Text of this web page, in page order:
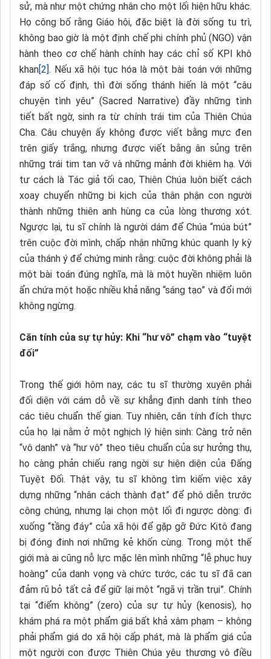
sử, mà như một chứng nhân cho một lối hiện hữu khác.
Họ công bố rằng Giáo hội, đặc biệt là đời sống tu trì,
không bao giờ là một định chế phi chính phủ (NGO) vận
hành theo cơ chế hành chính hay các chỉ số KPI khô
khan[2]. Nếu xã hội tục hóa là một bài toán với những
đáp số cố định, thì đời sống thánh hiến là một “câu
chuyện tình yêu” (Sacred Narrative) đầy những tình
tiết bất ngờ, sinh ra từ chính trái tim của Thiên Chúa
Cha. Câu chuyện ấy không được viết bằng mực đen
trên giấy trắng, nhưng được viết bằng ân sủng trên
những trái tim tan vỡ và những mảnh đời khiêm hạ. Với
tư cách là Tác giả tối cao, Thiên Chúa luôn biết cách
xoay chuyển những bi kịch của thân phận con người
thành những thiên anh hùng ca của lòng thương xót.
Ngược lại, tu sĩ chính là người dám để Chúa “múa bút”
trên cuộc đời mình, chấp nhận những khúc quanh ly kỳ
của thánh ý để chứng minh rằng: cuộc đời không phải là
một bài toán đúng nghĩa, mà là một huyền nhiệm luôn
ẩn chứa một hoặc nhiều khả năng “sáng tạo” và đổi mới
không ngừng.
Căn tính của sự tự hủy: Khi “hư vô” chạm vào “tuyệt
đối”
Trong thế giới hôm nay, các tu sĩ thường xuyên phải
đối diện với cám dỗ về sự khẳng định danh tính theo
các tiêu chuẩn thế gian. Tuy nhiên, căn tính đích thực
của họ lại nằm ở một nghịch lý hiện sinh: Càng trở nên
“vô danh” và “hư vô” theo tiêu chuẩn của sự hưởng thụ,
họ càng phản chiếu rạng ngời sự hiện diện của Đấng
Tuyệt Đối. Thật vậy, tu sĩ không tìm kiếm việc xây
dựng những “nhân cách thành đạt” để phô diễn trước
công chúng, nhưng lại chọn một lối đi ngược dòng: đi
xuống “tầng đáy” của xã hội để gặp gỡ Đức Kitô đang
bị đóng đinh nơi những kẻ khốn cùng. Trong một thế
giới mà ai cũng nỗ lực mặc lên mình những “lễ phục huy
hoàng” của danh vọng và chức tước, các tu sĩ đã can
đảm rũ bỏ tất cả để giữ lại một “ngã vị trần trụi”. Chính
tại “điểm không” (zero) của sự tự hủy (kenosis), họ
khám phá ra một phẩm giá bất khả xâm phạm – không
phải phẩm giá do xã hội cấp phát, mà là phẩm giá của
một người con được Thiên Chúa yêu thương vô điều